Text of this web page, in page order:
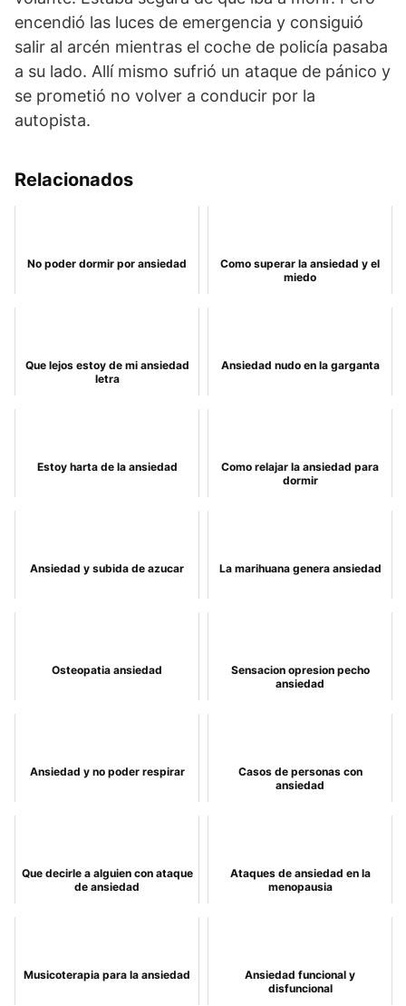
encendió las luces de emergencia y consiguió
salir al arcén mientras el coche de policía pasaba
a su lado. Allí mismo sufrió un ataque de pánico y
se prometió no volver a conducir por la
autopista.
Relacionados
No poder dormir por ansiedad
Como superar la ansiedad y el
miedo
Que lejos estoy de mi ansiedad
letra
Ansiedad nudo en la garganta
Estoy harta de la ansiedad
Como relajar la ansiedad para
dormir
Ansiedad y subida de azucar La marihuana genera ansiedad
Osteopatia ansiedad
Sensacion opresion pecho
ansiedad
Ansiedad y no poder respirar
Casos de personas con
ansiedad
Que decirle a alguien con ataque
de ansiedad
Ataques de ansiedad en la
menopausia
Musicoterapia para la ansiedad
Ansiedad funcional y
disfuncional